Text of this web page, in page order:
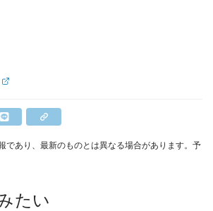
であり、最新のものとは異なる場合があります。予
たい